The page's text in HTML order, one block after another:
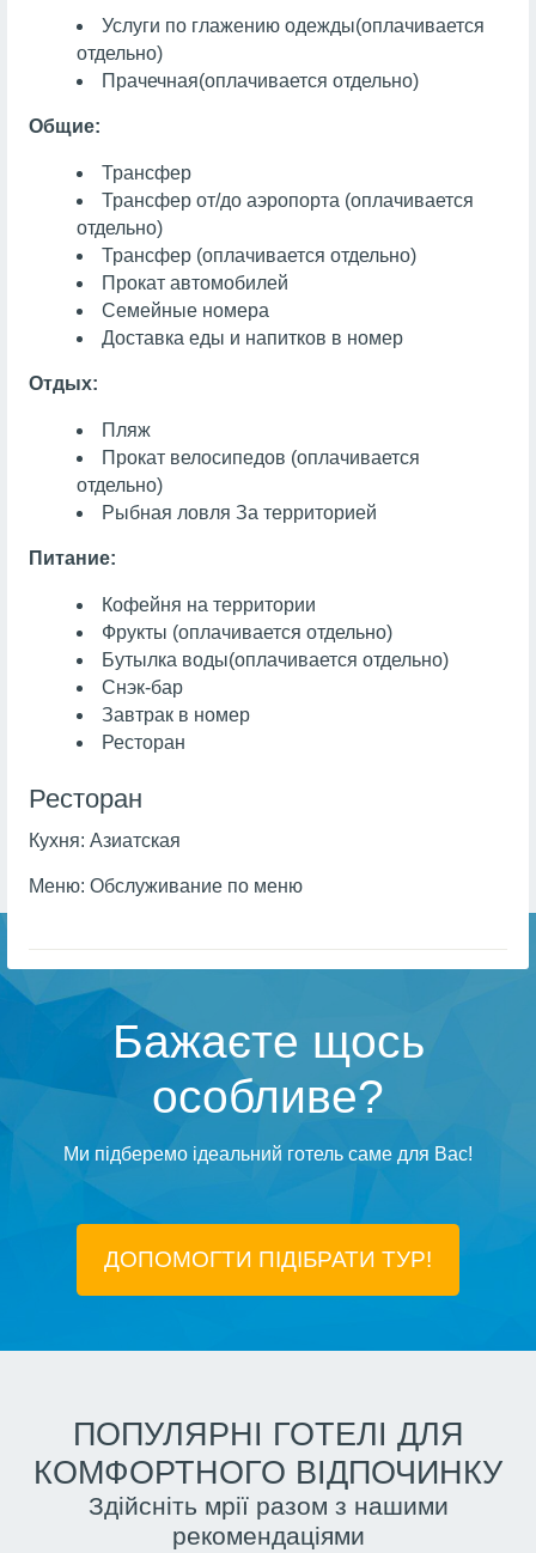
Услуги по глажению одежды(оплачивается
отдельно)
Прачечная(оплачивается отдельно)
Общие:
Трансфер
Трансфер от/до аэропорта (оплачивается
отдельно)
Трансфер (оплачивается отдельно)
Прокат автомобилей
Семейные номера
Доставка еды и напитков в номер
Отдых:
Пляж
Прокат велосипедов (оплачивается
отдельно)
Рыбная ловляЗа территорией
Питание:
Кофейня на территории
Фрукты (оплачивается отдельно)
Бутылка воды(оплачивается отдельно)
Снэк-бар
Завтрак в номер
Ресторан
Ресторан
Кухня: Азиатская
Меню: Обслуживание по меню
Бажаєте щось
особливе?
Ми підберемо ідеальний готель саме для Вас!
ДОПОМОГТИ ПІДIБРАТИ ТУР!
ПОПУЛЯРНІ ГОТЕЛІ ДЛЯ
КОМФОРТНОГО ВІДПОЧИНКУ
Здійсніть мрії разом з нашими
рекомендаціями